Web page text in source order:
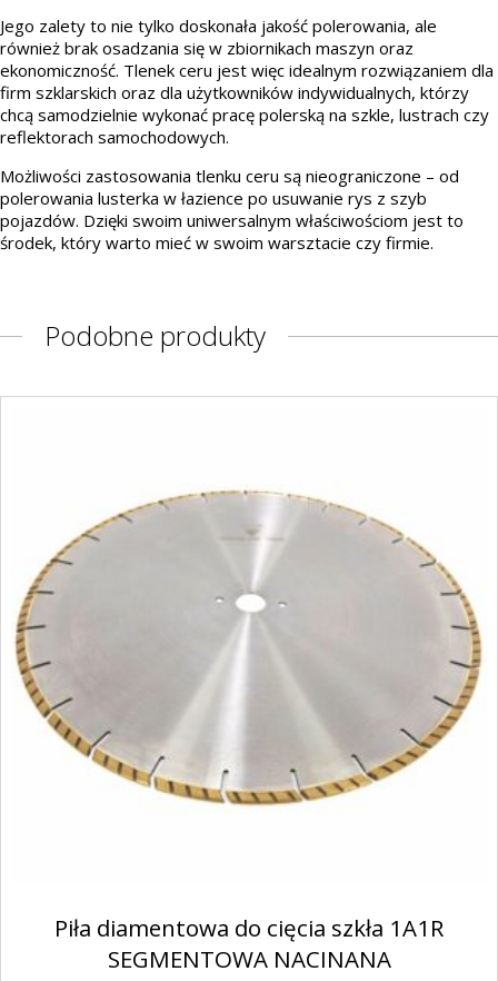
Jego zalety to nie tylko doskonała jakość polerowania, ale
również brak osadzania się w zbiornikach maszyn oraz
ekonomiczność. Tlenek ceru jest więc idealnym rozwiązaniem dla
firm szklarskich oraz dla użytkowników indywidualnych, którzy
chcą samodzielnie wykonać pracę polerską na szkle, lustrach czy
reflektorach samochodowych.
Możliwości zastosowania tlenku ceru są nieograniczone – od
polerowania lusterka w łazience po usuwanie rys z szyb
pojazdów. Dzięki swoim uniwersalnym właściwościom jest to
środek, który warto mieć w swoim warsztacie czy firmie.
Podobne produkty
Piła diamentowa do cięcia szkła 1A1R
SEGMENTOWA NACINANA